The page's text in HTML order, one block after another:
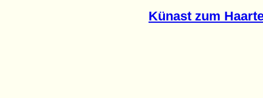
Künast zum